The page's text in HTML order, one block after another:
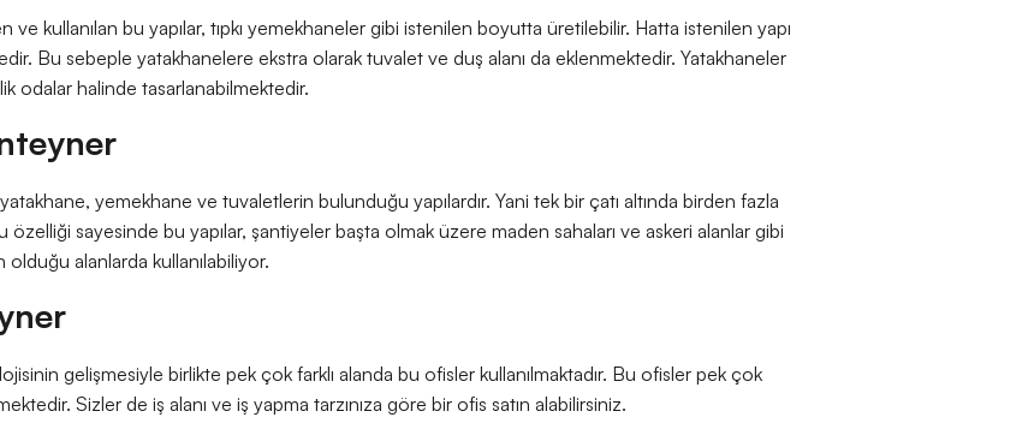
ve kullanılan bu yapılar, tıpkı yemekhaneler gibi istenilen boyutta üretilebilir. Hatta istenilen yapı
Bu sebeple yatakhanelere ekstra olarak tuvalet ve duş alanı da eklenmektedir. Yatakhaneler
odalar halinde tasarlanabilmektedir.
yemekhane ve tuvaletlerin bulunduğu yapılardır. Yani tek bir çatı altında birden fazla
özelliği sayesinde bu yapılar, şantiyeler başta olmak üzere maden sahaları ve askeri alanlar gibi
olduğu alanlarda kullanılabiliyor.
gelişmesiyle birlikte pek çok farklı alanda bu ofisler kullanılmaktadır. Bu ofisler pek çok
Sizler de iş alanı ve iş yapma tarzınıza göre bir ofis satın alabilirsiniz.